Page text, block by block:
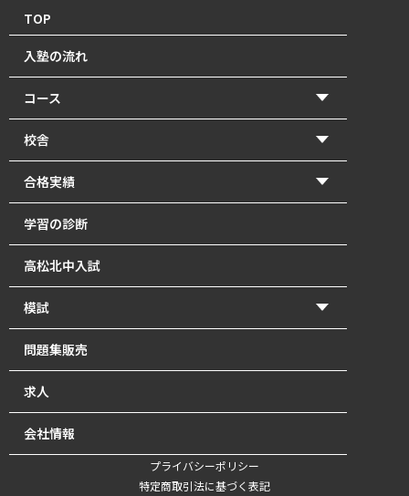
TOP
入塾の流れ
コース
【2026年度前期】小学5・6年生(北中受験コース)
【2026年度前期】小学5・6年生(一般進学コース)
【2026年度前期】中学1･2年生
【2026年度前期】中学3年生
塾長直接指導の「塾長クラス」｜瓦町で中学生の個別
指導
【2026年度前期】高校1～3年生・既卒生
英単語道場
オンライン講座【開校準備中】
校舎
香東校（円座町）
瓦町校
合格実績
2026年 高校入試 合格体験記
2025年 高校入試 合格体験記
2025年 北中入試 合格体験記
2024年 高校入試 合格体験記
2024年 北中入試 合格体験記
学習の診断
高松北中入試
模試
かとうもし
問題集販売
求人
会社情報
プライバシーポリシー
特定商取引法に基づく表記